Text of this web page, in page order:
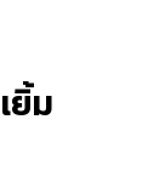
ยิ้ม